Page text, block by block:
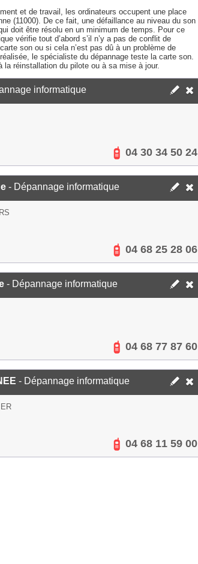
et de travail, les ordinateurs occupent une place
(11000). De ce fait, une défaillance au niveau du son
doit être résolu en un minimum de temps. Pour ce
vérifie tout d’abord s’il n’y a pas de conflit de
son ou si cela n’est pas dû à un problème de
le spécialiste du dépannage teste la carte son.
la réinstallation du pilote ou à sa mise à jour.
informatique
04 30 34 50 24
- Dépannage informatique
04 68 25 28 06
- Dépannage informatique
04 68 77 87 60
- Dépannage informatique
04 68 11 59 00